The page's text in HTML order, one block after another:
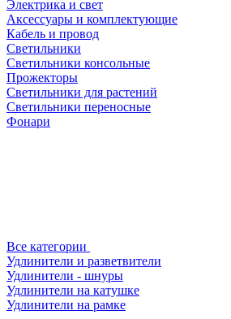
Электрика и свет
Аксессуары и комплектующие
Кабель и провод
Светильники
Светильники консольные
Прожекторы
Светильники для растений
Светильники переносные
Фонари
Все категории
Удлинители и разветвители
Удлинители - шнуры
Удлинители на катушке
Удлинители на рамке